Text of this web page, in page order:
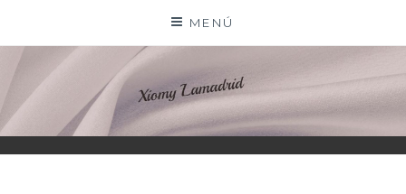
contenido
MENÚ
XIOMY LAMADRID